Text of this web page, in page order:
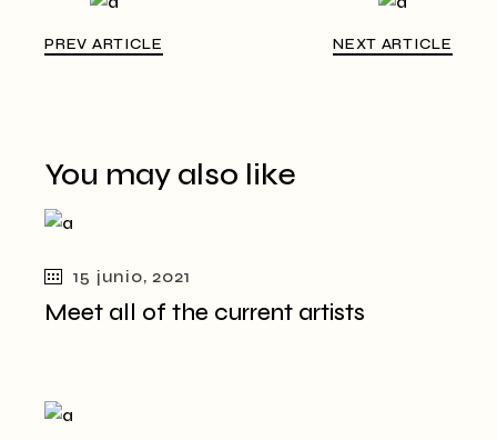
PREV ARTICLE NEXT ARTICLE
You may also like
15 junio, 2021
Meet all of the current artists